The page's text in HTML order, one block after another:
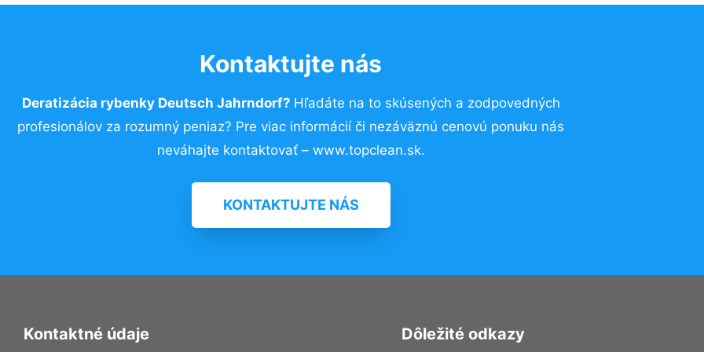
Kontaktujte nás
Deratizácia rybenky Deutsch Jahrndorf? Hľadáte na to skúsených a zodpovedných
profesionálov za rozumný peniaz? Pre viac informácií či nezáväznú cenovú ponuku nás
neváhajte kontaktovať – www.topclean.sk.
KONTAKTUJTE NÁS
Kontaktné údaje Dôležité odkazy